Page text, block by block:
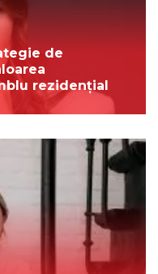
de
rezidențial